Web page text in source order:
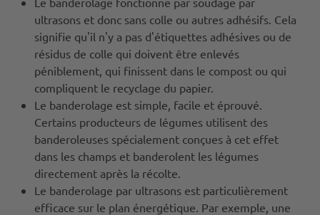
ultrasons et donc sans colle ou autres adhésifs. Cela
signifie qu'il n'y a pas d'étiquettes adhésives ou de
résidus de colle qui doivent être enlevés
péniblement, qui finissent dans le compost ou qui
compliquent le recyclage du papier.
Le banderolage est simple, facile et éprouvé.
Certains producteurs de légumes utilisent des
banderoleuses spécialement conçues à cet effet
dans les champs et banderolent les légumes
directement après la récolte.
Le banderolage par ultrasons est particulièrement
efficace sur le plan énergétique. Par exemple, une